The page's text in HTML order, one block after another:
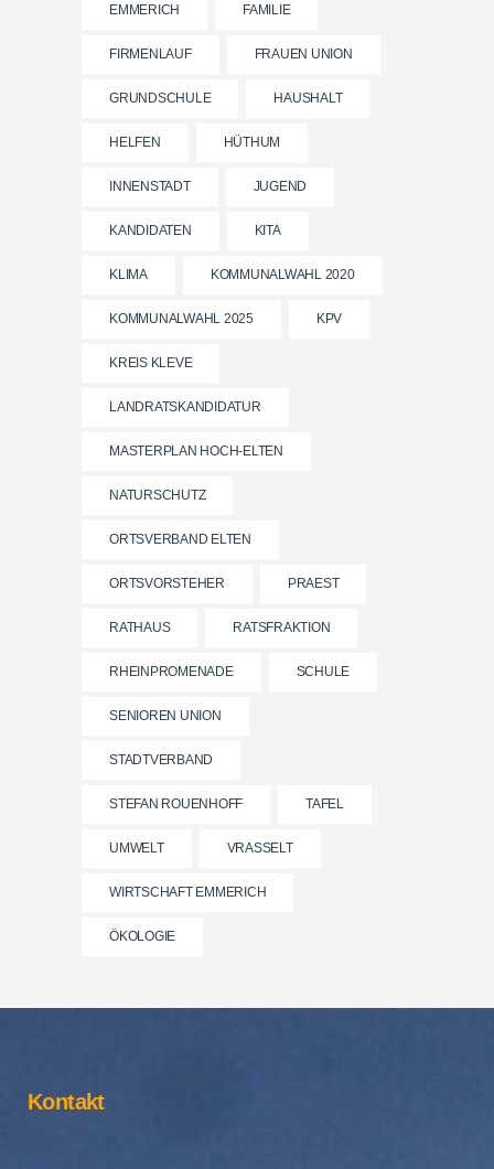
EMMERICH FAMILIE
FIRMENLAUF FRAUEN UNION
GRUNDSCHULE HAUSHALT
HELFEN HÜTHUM
INNENSTADT JUGEND
KANDIDATEN KITA
KLIMA KOMMUNALWAHL 2020
KOMMUNALWAHL 2025 KPV
KREIS KLEVE
LANDRATSKANDIDATUR
MASTERPLAN HOCH-ELTEN
NATURSCHUTZ
ORTSVERBAND ELTEN
ORTSVORSTEHER PRAEST
RATHAUS RATSFRAKTION
RHEINPROMENADE SCHULE
SENIOREN UNION
STADTVERBAND
STEFAN ROUENHOFF TAFEL
UMWELT VRASSELT
WIRTSCHAFT EMMERICH
ÖKOLOGIE
Kontakt